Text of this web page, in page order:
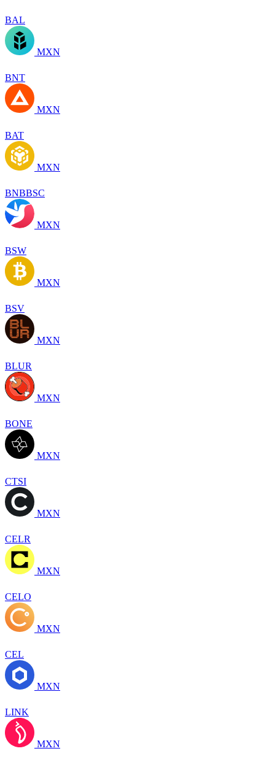
BAL
MXN
BNT
MXN
BAT
MXN
BNBBSC
MXN
BSW
MXN
BSV
MXN
BLUR
MXN
BONE
MXN
CTSI
MXN
CELR
MXN
CELO
MXN
CEL
MXN
LINK
MXN